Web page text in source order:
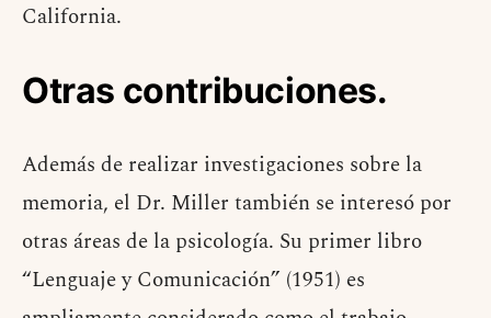
California.
Otras contribuciones.
Además de realizar investigaciones sobre la
memoria, el Dr. Miller también se interesó por
otras áreas de la psicología. Su primer libro
“Lenguaje y Comunicación” (1951) es